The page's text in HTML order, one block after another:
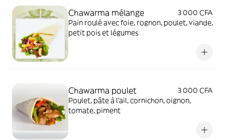
Chawarma mélange
3 000 CFA
Pain roulé avec foie, rognon, poulet, viande,
petit pois et légumes
Chawarma poulet
3 000 CFA
Poulet, pâte à l'ail, cornichon, oignon,
tomate, piment